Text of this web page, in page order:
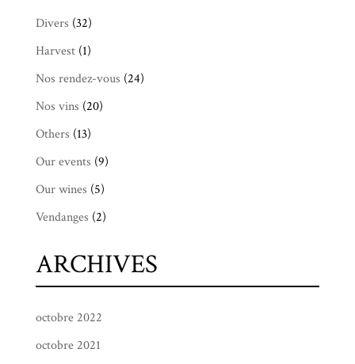
Divers (32)
Harvest(1)
Nos rendez-vous (24)
Nos vins (20)
Others (13)
Our events (9)
Our wines (5)
Vendanges (2)
ARCHIVES
octobre 2022
octobre 2021